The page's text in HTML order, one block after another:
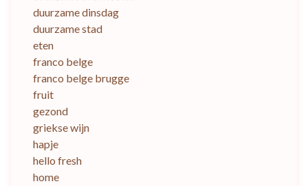
duurzame dinsdag
duurzame stad
eten
franco belge
franco belge brugge
fruit
gezond
griekse wijn
hapje
hello fresh
home